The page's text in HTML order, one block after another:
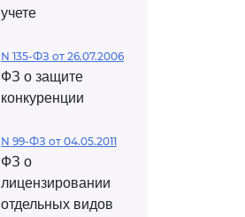
учете
N 135-ФЗ от 26.07.2006
ФЗ о защите
конкуренции
N 99-ФЗ от 04.05.2011
ФЗ о
лицензировании
отдельных видов